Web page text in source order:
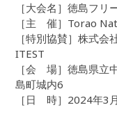
［大会名］徳島フリ
［主 催］Torao
［特別協賛］株式
ITEST
［会 場］徳島県
島町城内6
［日 時］2024年3